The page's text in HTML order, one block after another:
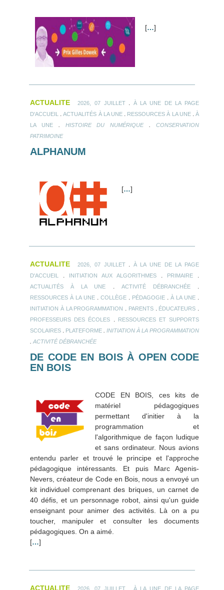
[…]
ACTUALITE 2026, 07 JUILLET. À LA UNE DE LA PAGE
D'ACCUEIL
.ACTUALITÉS À LA UNE. RESSOURCES À LA UNE.À
LA UNE. HISTOIRE DU NUMÉRIQUE.CONSERVATION
PATRIMOINE
ALPHANUM
[…]
ACTUALITE 2026, 07 JUILLET. À LA UNE DE LA PAGE
D'ACCUEIL
INITIATION AUX ALGORITHMES PRIMAIRE
ACTUALITÉS À LA UNE ACTIVITÉ DÉBRANCHÉE.
RESSOURCES À LA UNE COLLÈGE PÉDAGOGIE À LA UNE
INITIATION À LA PROGRAMMATION PARENTS. ÉDUCATEURS
PROFESSEURS DES ÉCOLES
RESSOURCES ET SUPPORTS
SCOLAIRES
PLATEFORME INITIATION À LA PROGRAMMATION
ACTIVITÉ DÉBRANCHÉE
DE CODE EN BOIS À OPEN CODE
EN BOIS
CODE EN BOIS, ces kits de
matériel pédagogiques
permettant d'initier à la
programmation et
l'algorithmique de façon ludique
et sans ordinateur. Nous avions
entendu parler et trouvé le principe et l'approche
pédagogique intéressants. Et puis Marc Agenis-
Nevers, créateur de Code en Bois, nous a envoyé un
kit individuel comprenant des briques, un carnet de
40 défis, et un personnage robot, ainsi qu'un guide
enseignant pour animer des activités. Là on a pu
toucher, manipuler et consulter les documents
pédagogiques. On a aimé.
[…]
ACTUALITE 2026, 07 JUILLET. À LA UNE DE LA PAGE